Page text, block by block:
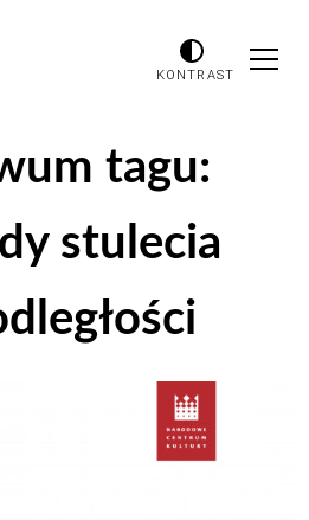
KONTRAST
tagu:
stulecia